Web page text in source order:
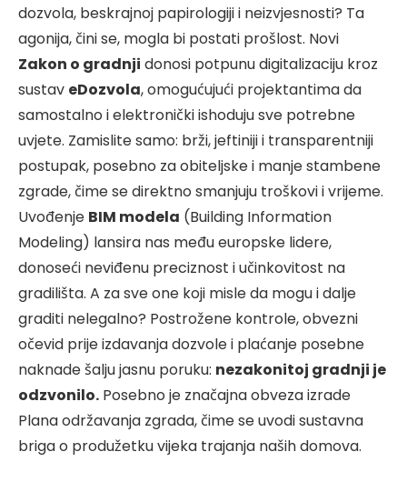
dozvola, beskrajnoj papirologiji i neizvjesnosti? Ta
agonija, čini se, mogla bi postati prošlost. Novi
Zakon o gradnji donosi potpunu digitalizaciju kroz
sustav eDozvola, omogućujući projektantima da
samostalno i elektronički ishoduju sve potrebne
uvjete. Zamislite samo: brži, jeftiniji i transparentniji
postupak, posebno za obiteljske i manje stambene
zgrade, čime se direktno smanjuju troškovi i vrijeme.
Uvođenje BIM modela (Building Information
Modeling) lansira nas među europske lidere,
donoseći neviđenu preciznost i učinkovitost na
gradilišta. A za sve one koji misle da mogu i dalje
graditi nelegalno? Postrožene kontrole, obvezni
očevid prije izdavanja dozvole i plaćanje posebne
naknade šalju jasnu poruku: nezakonitoj gradnji je
odzvonilo. Posebno je značajna obveza izrade
Plana održavanja zgrada, čime se uvodi sustavna
briga o produžetku vijeka trajanja naših domova.